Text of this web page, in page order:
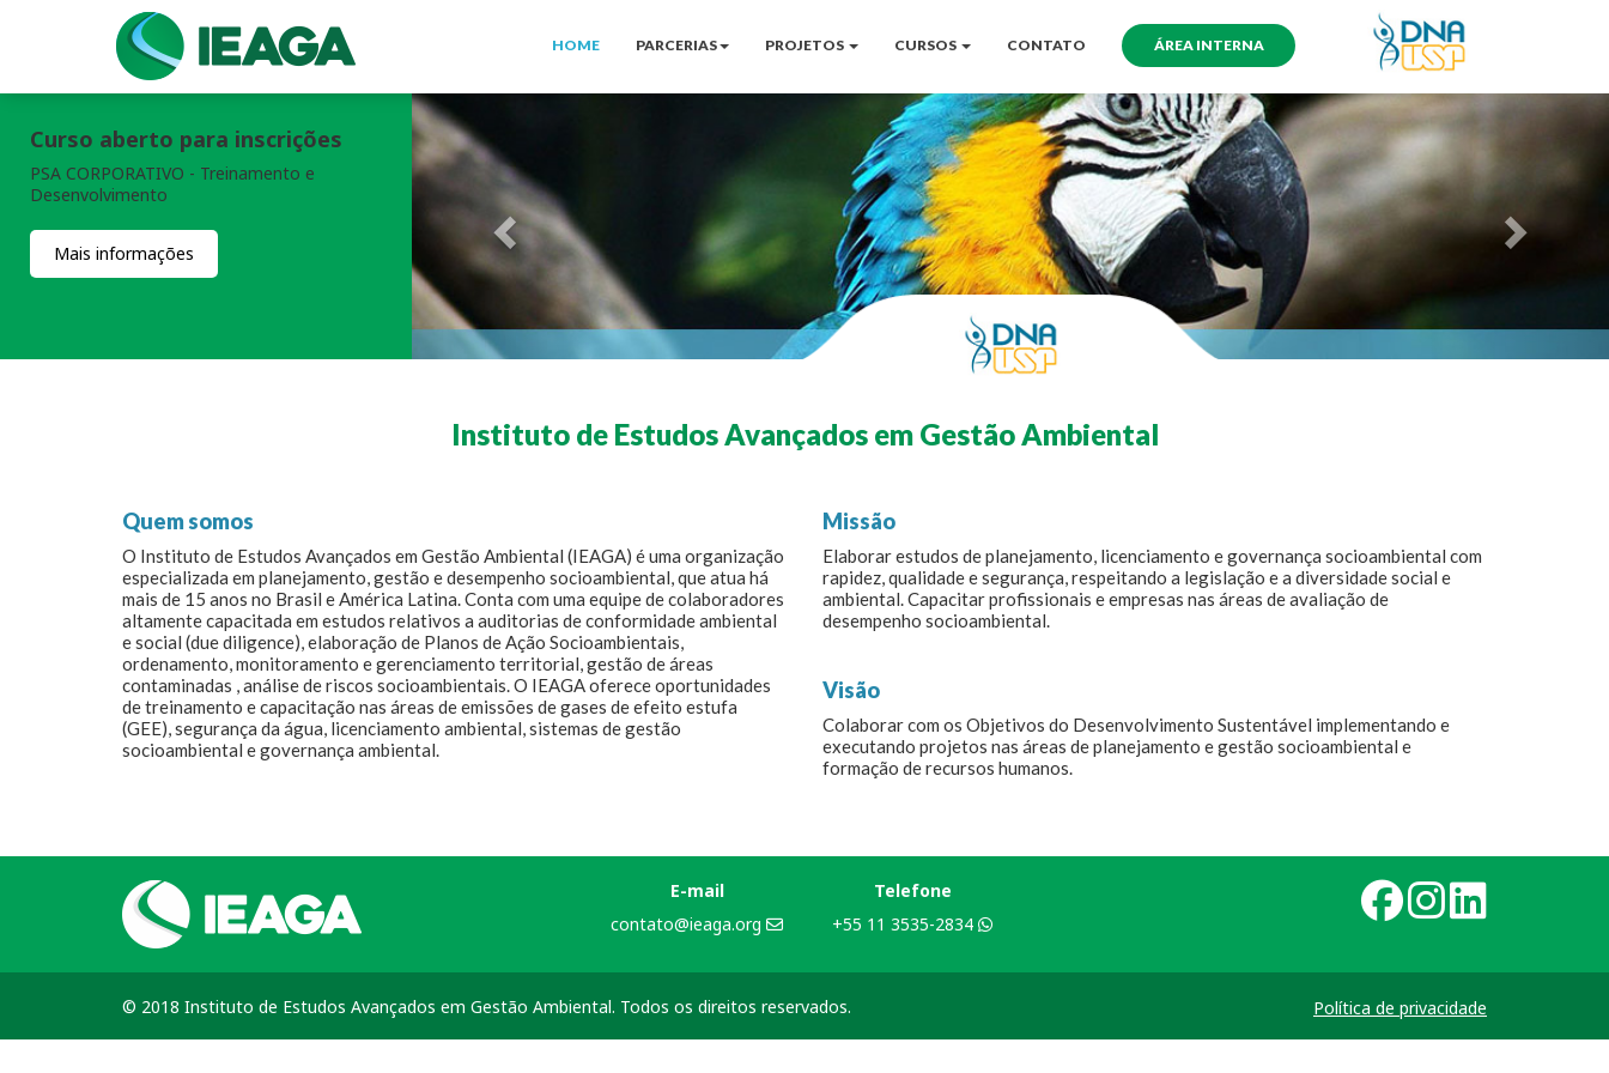
HOME PARCERIAS PROJETOS CURSOS CONTATO ÁREA INTERNA
Curso aberto para inscrições
PSA CORPORATIVO - Treinamento e
Desenvolvimento
Mais informações
Instituto de Estudos Avançados em Gestão Ambiental
Quem somos
O Instituto de Estudos Avançados em Gestão Ambiental (IEAGA) é uma organização
especializada em planejamento, gestão e desempenho socioambiental, que atua há
mais de 15 anos no Brasil e América Latina. Conta com uma equipe de colaboradores
altamente capacitada em estudos relativos a auditorias de conformidade ambiental
e social (due diligence), elaboração de Planos de Ação Socioambientais,
ordenamento, monitoramento e gerenciamento territorial, gestão de áreas
contaminadas , análise de riscos socioambientais. O IEAGA oferece oportunidades
de treinamento e capacitação nas áreas de emissões de gases de efeito estufa
(GEE), segurança da água, licenciamento ambiental, sistemas de gestão
socioambiental e governança ambiental.
Missão
Elaborar estudos de planejamento, licenciamento e governança socioambiental com
rapidez, qualidade e segurança, respeitando a legislação e a diversidade social e
ambiental. Capacitar profissionais e empresas nas áreas de avaliação de
desempenho socioambiental.
Visão
Colaborar com os Objetivos do Desenvolvimento Sustentável implementando e
executando projetos nas áreas de planejamento e gestão socioambiental e
formação de recursos humanos.
E-mail
contato@ieaga.org
Telefone
+55 11 3535-2834
© 2018 Instituto de Estudos Avançados em Gestão Ambiental. Todos os direitos reservados. Política de privacidade